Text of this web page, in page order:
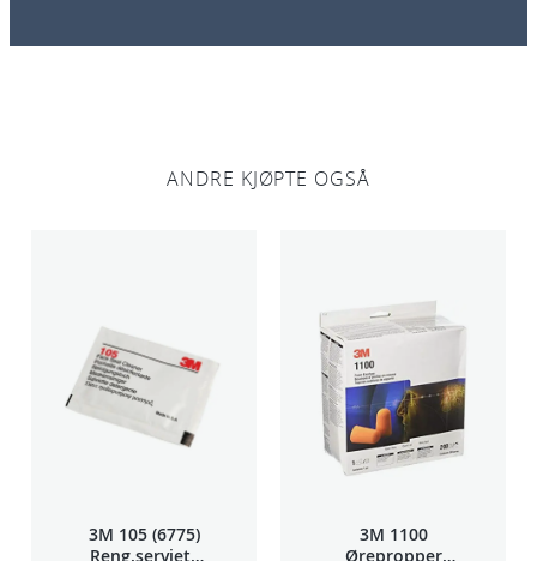
ANDRE KJØPTE OGSÅ
3M 105 (6775)
Reng.serviett
3M 1100
Ørepropper